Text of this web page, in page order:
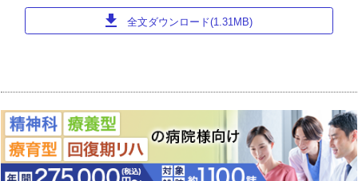
download 全文ダウンロード(1.31MB)